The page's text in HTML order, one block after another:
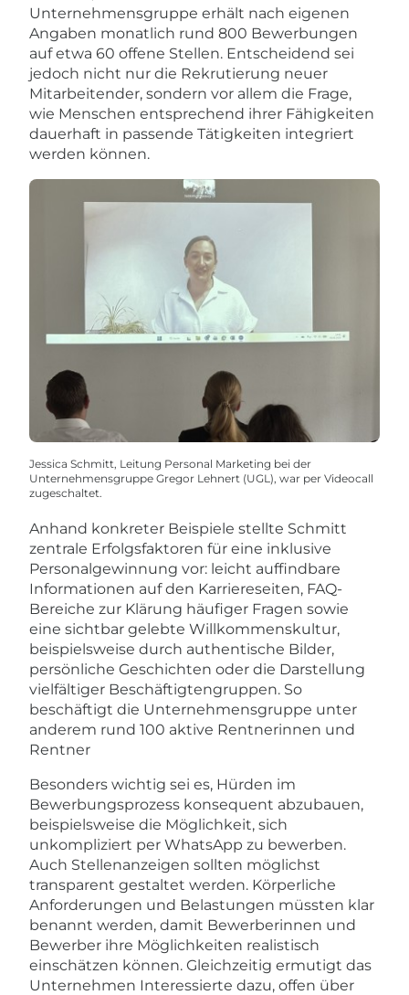
Unternehmensgruppe erhält nach eigenen
Angaben monatlich rund 800 Bewerbungen
auf etwa 60 offene Stellen. Entscheidend sei
jedoch nicht nur die Rekrutierung neuer
Mitarbeitender, sondern vor allem die Frage,
wie Menschen entsprechend ihrer Fähigkeiten
dauerhaft in passende Tätigkeiten integriert
werden können.
Jessica Schmitt, Leitung Personal Marketing bei der
Unternehmensgruppe Gregor Lehnert (UGL), war per Videocall
zugeschaltet.
Anhand konkreter Beispiele stellte Schmitt
zentrale Erfolgsfaktoren für eine inklusive
Personalgewinnung vor: leicht auffindbare
Informationen auf den Karriereseiten, FAQ-
Bereiche zur Klärung häufiger Fragen sowie
eine sichtbar gelebte Willkommenskultur,
beispielsweise durch authentische Bilder,
persönliche Geschichten oder die Darstellung
vielfältiger Beschäftigtengruppen. So
beschäftigt die Unternehmensgruppe unter
anderem rund 100 aktive Rentnerinnen und
Rentner
Besonders wichtig sei es, Hürden im
Bewerbungsprozess konsequent abzubauen,
beispielsweise die Möglichkeit, sich
unkompliziert per WhatsApp zu bewerben.
Auch Stellenanzeigen sollten möglichst
transparent gestaltet werden. Körperliche
Anforderungen und Belastungen müssten klar
benannt werden, damit Bewerberinnen und
Bewerber ihre Möglichkeiten realistisch
einschätzen können. Gleichzeitig ermutigt das
Unternehmen Interessierte dazu, offen über